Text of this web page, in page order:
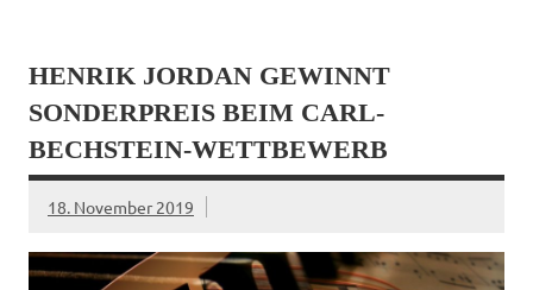
Panel
panel
Oku
panel
panel
panel
Panel
panel
HENRIK JORDAN GEWINNT
SONDERPREIS BEIM CARL-
BECHSTEIN-WETTBEWERB
18. November 2019